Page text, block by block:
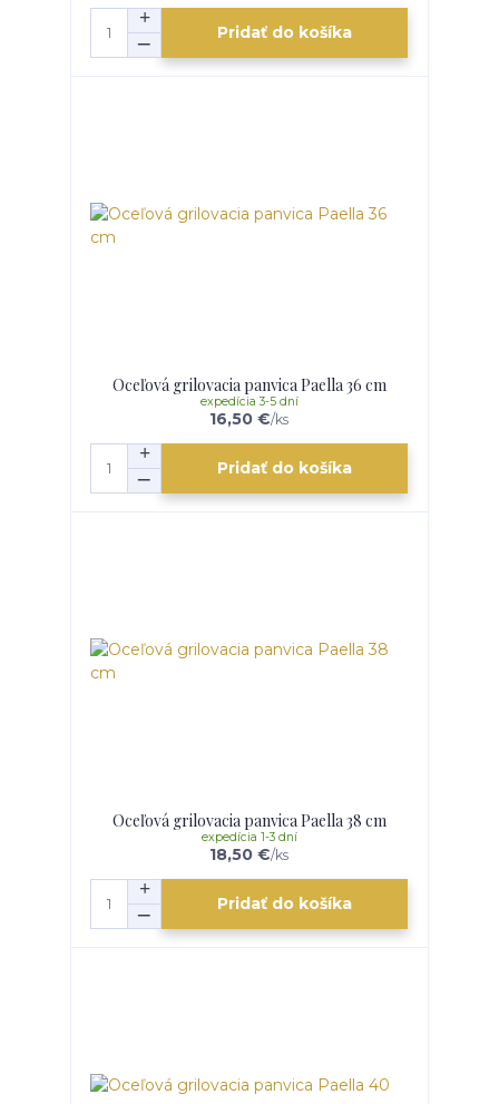
Pridať do košíka
Oceľová grilovacia panvica Paella 36 cm
16,50 €/ks
expedícia 3-5 dní
Pridať do košíka
Oceľová grilovacia panvica Paella 38 cm
18,50 €/ks
expedícia 1-3 dní
Pridať do košíka